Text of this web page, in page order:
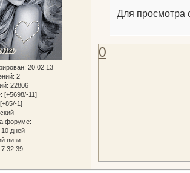
: 20.02.13
2
22806
[+5698/-11]
[+85/-1]
форуме:
дней
визит:
Для просмотра
0